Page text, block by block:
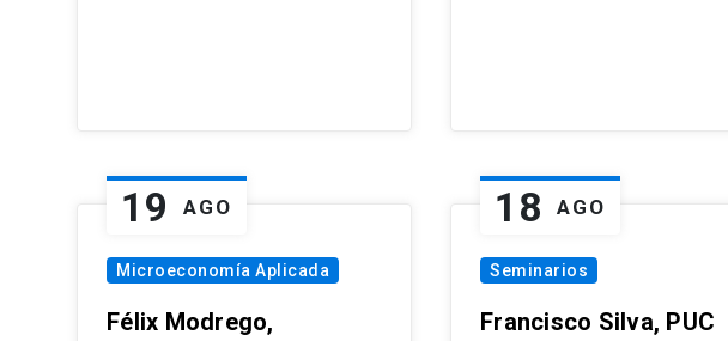
19 AGO
Microeconomía Aplicada
Félix Modrego,
18 AGO
Seminarios
Francisco Silva, PUC